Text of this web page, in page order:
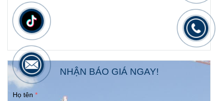
NHẬN BÁO GIÁ NGAY!
Họ tên